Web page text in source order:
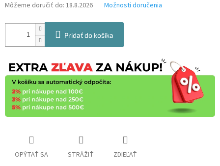
Môžeme doručiť do: 18.8.2026 Možnosti doručenia
Pridať do košíka
OPÝTAŤ SA STRÁŽIŤ ZDIEĽAŤ